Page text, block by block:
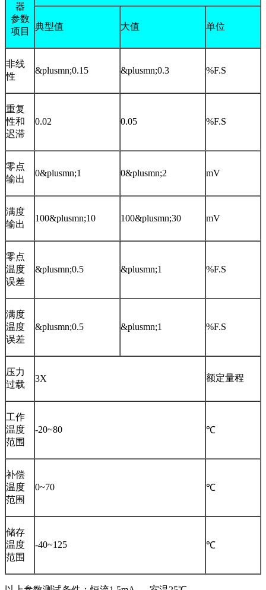
器
参数
项目
典型值 大值 单位
非线
性
&plusmn;0.15 &plusmn;0.3 %F.S
重复
性和
迟滞
0.02 0.05 %F.S
零点
输出
0&plusmn;1 0&plusmn;2 mV
满度
输出
100&plusmn;10 100&plusmn;30 mV
零点
温度
误差
&plusmn;0.5 &plusmn;1 %F.S
满度
温度
误差
&plusmn;0.5 &plusmn;1 %F.S
压力
过载
3X 额定量程
工作
温度
范围
-20~80 ℃
补偿
温度
范围
0~70 ℃
储存
温度
范围
-40~125 ℃